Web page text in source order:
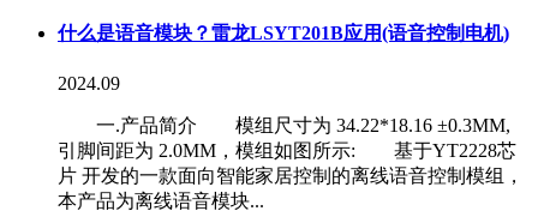
什么是语音模块？雷龙LSYT201B应用(语音控制电机)
2024.09
一.产品简介 模组尺寸为 34.22*18.16 ±0.3MM,
引脚间距为 2.0MM，模组如图所示: 基于YT2228芯
片 开发的一款面向智能家居控制的离线语音控制模组，
本产品为离线语音模块...